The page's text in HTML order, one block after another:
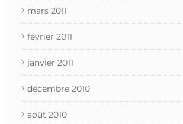
mars 2011
février 2011
janvier 2011
décembre 2010
août 2010